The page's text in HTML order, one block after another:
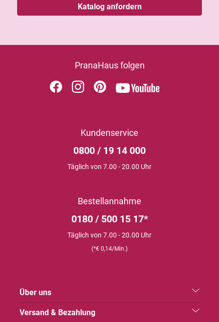
Katalog anfordern
PranaHaus folgen
Kundenservice
0800 / 19 14 000
Täglich von 7.00 - 20.00 Uhr
Bestellannahme
0180 / 500 15 17*
Täglich von 7.00 - 20.00 Uhr
(*€ 0,14/Min.)
Über uns
Versand & Bezahlung